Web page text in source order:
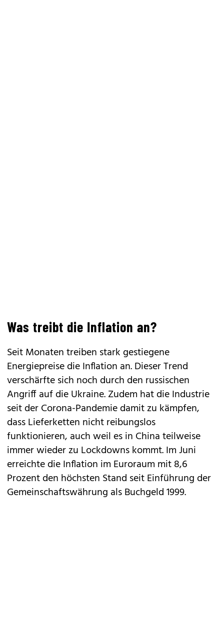
Was treibt die Inflation an?
Seit Monaten treiben stark gestiegene
Energiepreise die Inflation an. Dieser Trend
verschärfte sich noch durch den russischen
Angriff auf die Ukraine. Zudem hat die Industrie
seit der Corona-Pandemie damit zu kämpfen,
dass Lieferketten nicht reibungslos
funktionieren, auch weil es in China teilweise
immer wieder zu Lockdowns kommt. Im Juni
erreichte die Inflation im Euroraum mit 8,6
Prozent den höchsten Stand seit Einführung der
Gemeinschaftswährung als Buchgeld 1999.